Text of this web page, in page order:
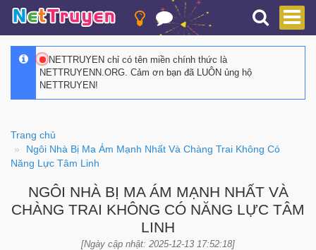
NETTRUYEN chỉ có tên miền chính thức là
NETTRUYENN.ORG. Cảm ơn bạn đã LUÔN ủng hộ
NETTRUYEN!
Trang chủ
Ngôi Nhà Bị Ma Ám Mạnh Nhất Và Chàng Trai Không Có
Năng Lực Tâm Linh
NGÔI NHÀ BỊ MA ÁM MẠNH NHẤT VÀ
CHÀNG TRAI KHÔNG CÓ NĂNG LỰC TÂM
LINH
[Ngày cập nhật: 2025-12-13 17:52:18]